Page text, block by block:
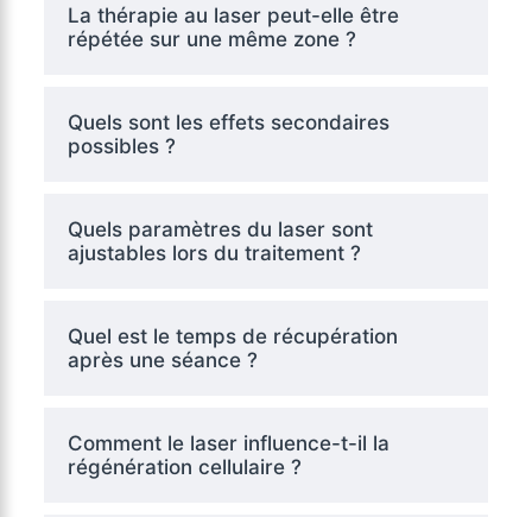
La thérapie au laser peut-elle être
répétée sur une même zone ?
Quels sont les effets secondaires
possibles ?
Quels paramètres du laser sont
ajustables lors du traitement ?
Quel est le temps de récupération
après une séance ?
Comment le laser influence-t-il la
régénération cellulaire ?